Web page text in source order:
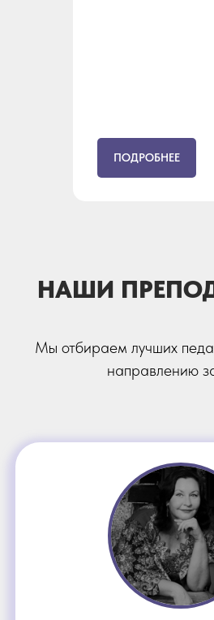
ПОДРОБНЕЕ
НАШИ
Мы отбираем лучших
направлению